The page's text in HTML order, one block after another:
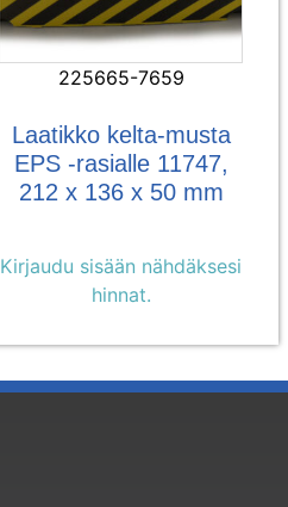
225665-7659
Laatikko kelta-musta
EPS -rasialle 11747,
212 x 136 x 50 mm
Kirjaudu sisään nähdäksesi
hinnat.